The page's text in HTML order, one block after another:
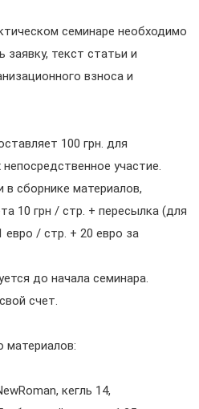
семинаре необходимо
заявку, текст статьи и
взноса и
100 грн. для
участие.
в сборнике материалов,
10 грн / стр. + пересылка (для
евро / стр. + 20 евро за
до начала семинара.
счет.
материалов:
кегль 14,